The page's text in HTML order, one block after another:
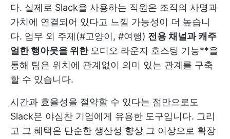
다. 실제로 Slack을 사용하는 직원은 조직의 사명과
가치에 연결되어 있다고 느낄 가능성이 더 높습니
다. 업무 외 주제(#고양이, #여행) 전용 채널과 캐주
얼한 행아웃을 위한오디오 라운지 호스팅 기능**을
통해 팀은 위치에 관계없이 의미 있는 관계를 구축
할 수 있습니다.
시간과 효율성을 절약할 수 있다는 점만으로도
Slack은 야심찬 기업에게 유용한 도구입니다. 그리
고 그 혜택은 단순한 생산성 향상 그 이상으로 확장